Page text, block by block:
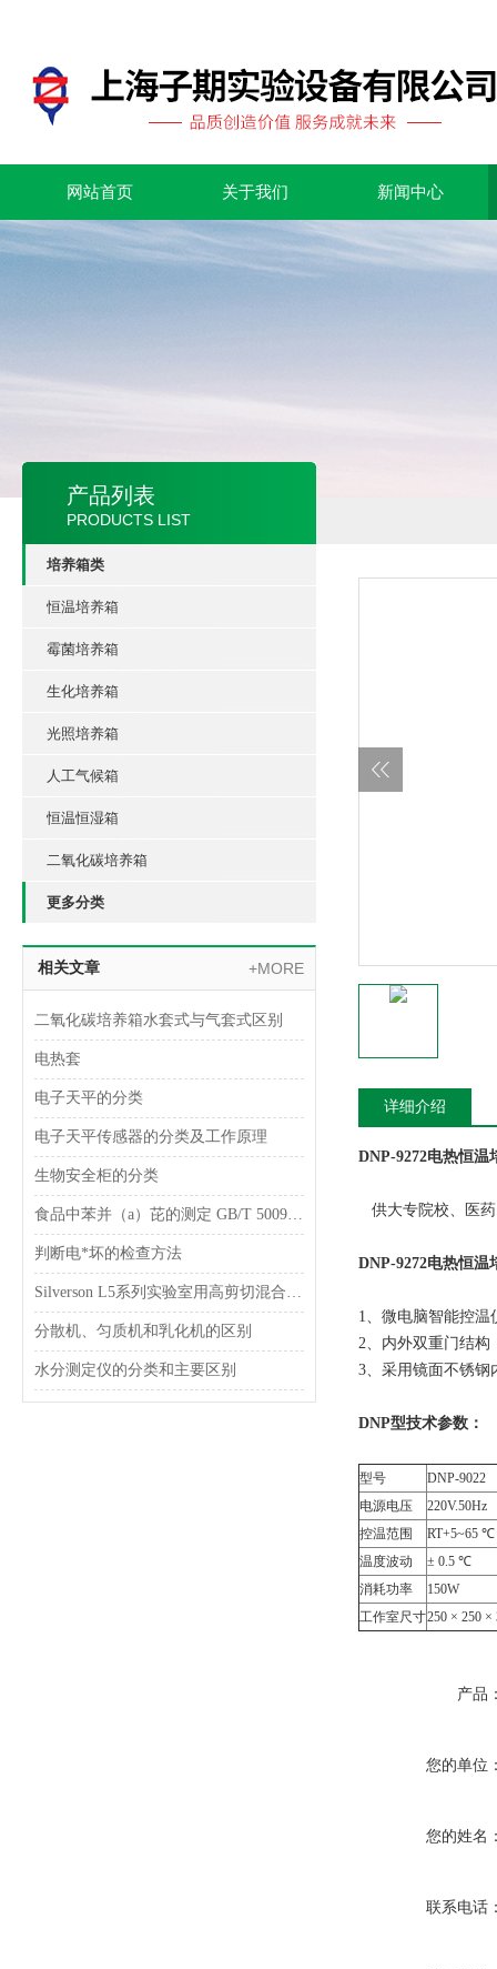
网站首页 关于我们 新闻中心
产品列表
PRODUCTS LIST
培养箱类
恒温培养箱
霉菌培养箱
生化培养箱
光照培养箱
人工气候箱
恒温恒湿箱
二氧化碳培养箱
更多分类
相关文章 +MORE
二氧化碳培养箱水套式与气套式区别
电热套
电子天平的分类
电子天平传感器的分类及工作原理
生物安全柜的分类
食品中苯并（a）芘的测定 GB/T 5009.27-2003
判断电*坏的检查方法
Silverson L5系列实验室用高剪切混合乳化器
分散机、匀质机和乳化机的区别
水分测定仪的分类和主要区别
详细介绍
DNP-9272电热恒温
供大专院校、医
DNP-9272电热恒温
1、微电脑智能控
2、内外双重门结构
3、采用镜面不锈钢
DNP型技术参数：
型号
DNP-9022
电源电压
220V.50Hz
控温范围
RT+5~65 ℃
温度波动
± 0.5 ℃
消耗功率
150W
工作室尺寸250 × 250 ×
产品
您的单位
您的姓名
联系电话